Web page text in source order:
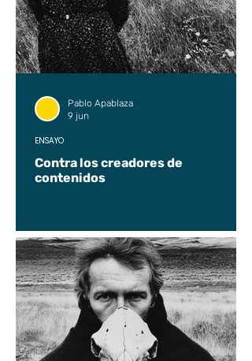
Contra los creadores de
contenidos
ENSAYO
Pablo Apablaza
9 jun